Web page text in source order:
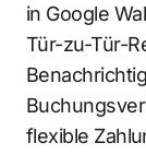
in Google
Tür-zu-Tür-
flexible